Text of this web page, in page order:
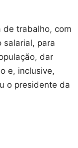
de trabalho, com
salarial, para
dar
e, inclusive,
o presidente da